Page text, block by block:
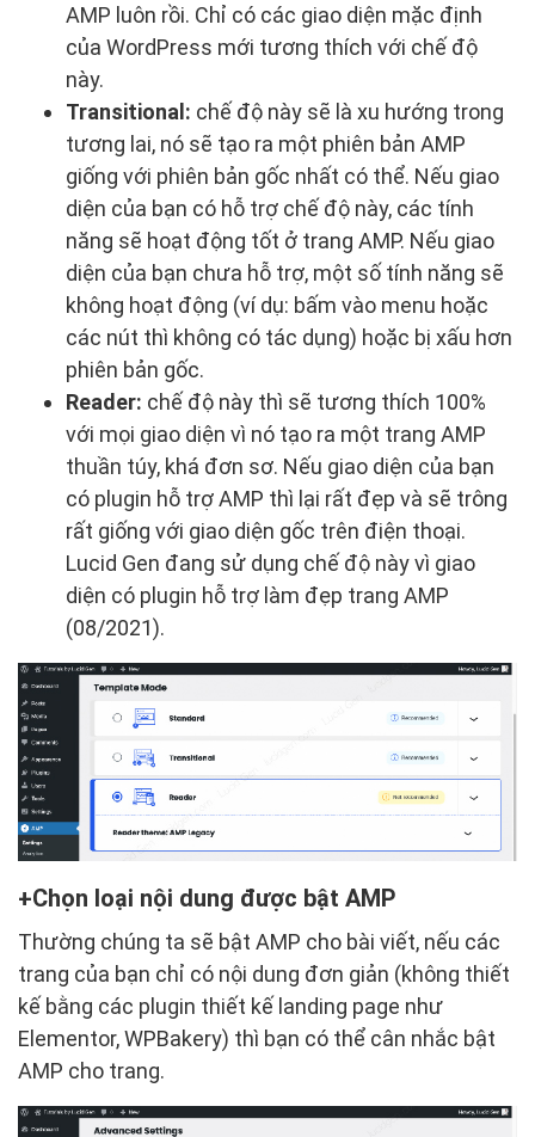
AMP luôn rồi. Chỉ có các giao diện mặc định
của WordPress mới tương thích với chế độ
này.
Transitional: chế độ này sẽ là xu hướng trong
tương lai, nó sẽ tạo ra một phiên bản AMP
giống với phiên bản gốc nhất có thể. Nếu giao
diện của bạn có hỗ trợ chế độ này, các tính
năng sẽ hoạt động tốt ở trang AMP. Nếu giao
diện của bạn chưa hỗ trợ, một số tính năng sẽ
không hoạt động (ví dụ: bấm vào menu hoặc
các nút thì không có tác dụng) hoặc bị xấu hơn
phiên bản gốc.
Reader: chế độ này thì sẽ tương thích 100%
với mọi giao diện vì nó tạo ra một trang AMP
thuần túy, khá đơn sơ. Nếu giao diện của bạn
có plugin hỗ trợ AMP thì lại rất đẹp và sẽ trông
rất giống với giao diện gốc trên điện thoại.
Lucid Gen đang sử dụng chế độ này vì giao
diện có plugin hỗ trợ làm đẹp trang AMP
(08/2021).
Chọn loại nội dung được bật AMP
Thường chúng ta sẽ bật AMP cho bài viết, nếu các
trang của bạn chỉ có nội dung đơn giản (không thiết
kế bằng các plugin thiết kế landing page như
Elementor, WPBakery) thì bạn có thể cân nhắc bật
AMP cho trang.